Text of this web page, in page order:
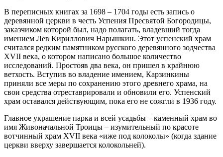
В переписных книгах за 1698 – 1704 годы есть запись о
деревянной церкви в честь Успения Пресвятой Богородицы,
заказчиком которой был, надо полагать, владевший тогда
имением Лев Кириллович Нарышкин. Этот успенский храм
считался редким памятником русского деревянного зодчества
XVII века, о котором написано большое количество
исследований. Простояв два века, он пришел в крайнюю
ветхость. Вступив во владение имением, Карзинкины
приняли все меры по сохранению этого древнего храма, на
свои средства отреставрировали и обновили его. Успенский
храм оставался действующим, пока его не сожгли в 1936 году.
Главное украшение парка и всей усадьбы – каменный храм во
имя Живоначальной Троицы – изумительный по красоте
вотчинный храм XVII века «иже под колоколы» (когда здание
церкви вверху завершается колокольней).